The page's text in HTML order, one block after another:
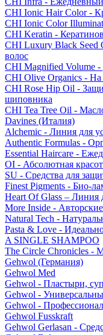
CHI Ionic Hair Color -
CHI Ionic Color
CHI Keratin -
CHI Luxury Black Seed
волос
CHI Magnified Volume -
CHI Olive Organics - На
CHI Rose Hip Oil -
шиповника
CHI Tea Tree Oil -
Davines (Италия)
Alchemic - Линия для
Authentic Formulas -
Essential Haircare -
OI - Абсолютная
SU - Средства для
Finest Pigments - Био-
Heart Of Glass – Линия
More Inside -
Natural Tech -
Pasta & Love -
A SINGLE SHAMPOO
The Circle Chronicles -
Gehwol (Германия)
Gehwol Med
Gehwol - Пластыри,
Gehwol -
Gehwol -
Gehwol Fusskraft
Gehwol Gerlasan -